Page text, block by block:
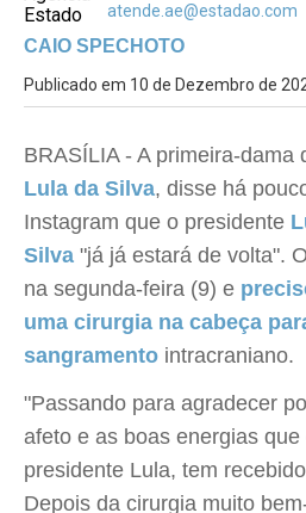
atende.ae@estadao.com
CAIO SPECHOTO
Publicado em 10 de Dezembro de
BRASÍLIA - A primeira-dama
Lula da Silva, disse há
Instagram que o presidente
Silva "já já estará de volta".
na segunda-feira (9) e
uma cirurgia na cabeça
sangramento intracraniano.
"Passando para agradecer
afeto e as boas energias
presidente Lula, tem
Depois da cirurgia muito